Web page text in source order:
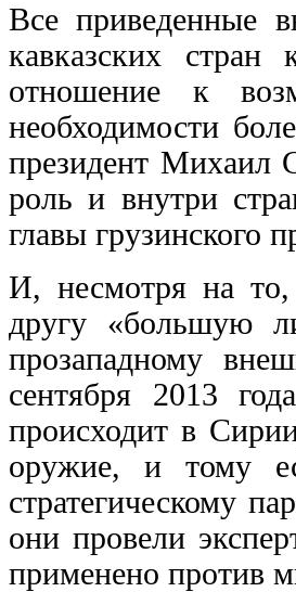
Все приведенные
кавказских
отношение к
необходимости
президент Михаил
роль и внутри
главы грузинского
И, несмотря на
другу «большую
прозападному
сентября 2013
происходит в
оружие, и тому
стратегическому
они провели
применено против